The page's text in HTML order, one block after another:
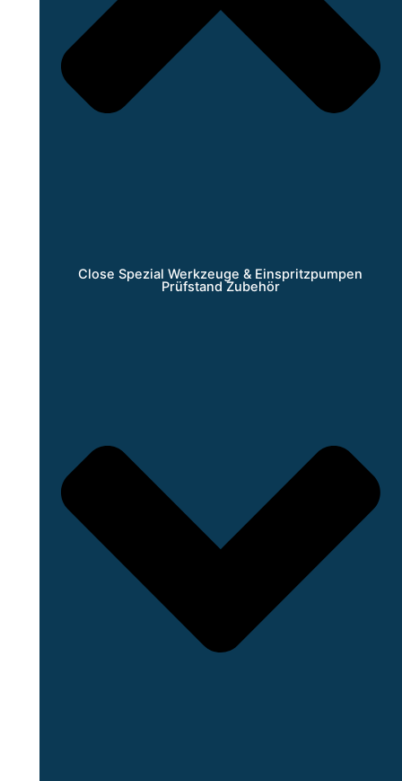
Close Spezial Werkzeuge & Einspritzpumpen
Prüfstand Zubehör